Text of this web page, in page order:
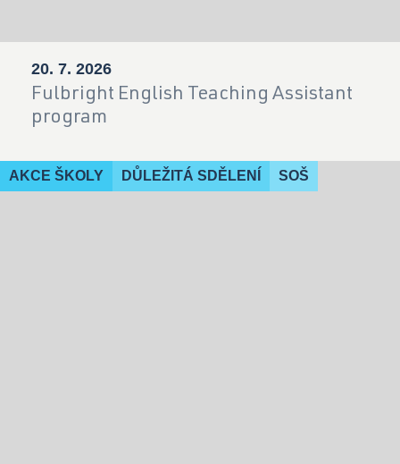
20. 7. 2026
Fulbright English Teaching Assistant
program
AKCE ŠKOLY DŮLEŽITÁ SDĚLENÍ SOŠ